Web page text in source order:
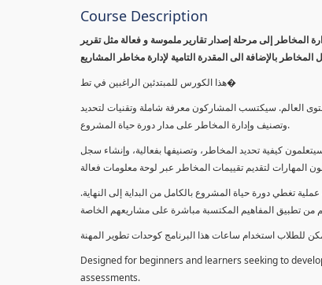
Course Description
المخاطر إلى مرحلة إصدار تقارير ملموسة و فعالة مثل تقرير
هذا الكورس للمبتدئين الراغبين في تط�
مستوى العالم. سيكتسب المشاركون معرفة شاملة وتقنيات لتحديد
وتصنيف وإدارة المخاطر على مدار دورة حياة المشروع.
كيفية تحديد المخاطر، وتصنيفها بفعالية، وإنشاء سجل
تغطي دورة حياة المشروع بالكامل من البداية إلى النهاية.
Designed for beginners and learners seeking to
assessments.